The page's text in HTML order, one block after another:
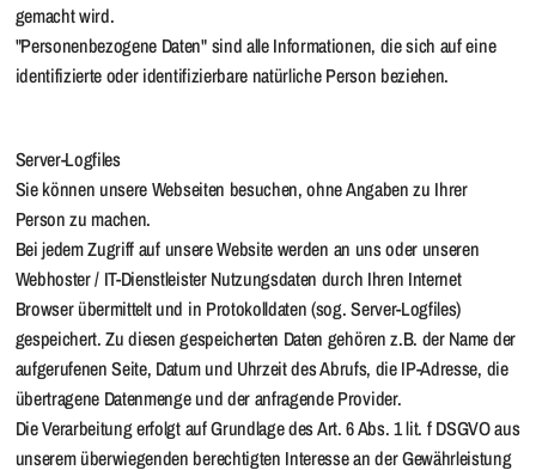
gemacht wird.
"Personenbezogene Daten" sind alle Informationen, die sich auf eine
identifizierte oder identifizierbare natürliche Person beziehen.
Server-Logfiles
Sie können unsere Webseiten besuchen, ohne Angaben zu Ihrer
Person zu machen.
Bei jedem Zugriff auf unsere Website werden an uns oder unseren
Webhoster / IT-Dienstleister Nutzungsdaten durch Ihren Internet
Browser übermittelt und in Protokolldaten (sog. Server-Logfiles)
gespeichert. Zu diesen gespeicherten Daten gehören z.B. der Name der
aufgerufenen Seite, Datum und Uhrzeit des Abrufs, die IP-Adresse, die
übertragene Datenmenge und der anfragende Provider.
Die Verarbeitung erfolgt auf Grundlage des Art. 6 Abs. 1 lit. f DSGVO aus
unserem überwiegenden berechtigten Interesse an der Gewährleistung